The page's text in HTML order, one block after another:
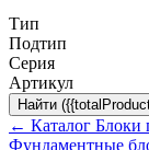
Тип
Подтип
Серия
Артикул
Найти
← Каталог Блоки
Фундаментные